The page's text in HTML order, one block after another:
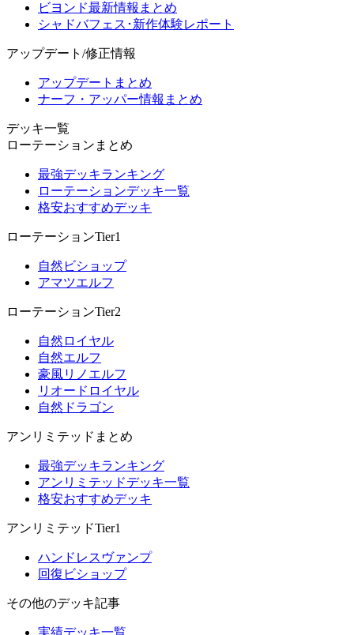
ビヨンド最新情報まとめ
シャドバフェス･新作体験レポート
アップデート/修正情報
アップデートまとめ
ナーフ・アッパー情報まとめ
デッキ一覧
ローテーションまとめ
最強デッキランキング
ローテーションデッキ一覧
格安おすすめデッキ
ローテーションTier1
自然ビショップ
アマツエルフ
ローテーションTier2
自然ロイヤル
自然エルフ
豪風リノエルフ
リオードロイヤル
自然ドラゴン
アンリミテッドまとめ
最強デッキランキング
アンリミテッドデッキ一覧
格安おすすめデッキ
アンリミテッドTier1
ハンドレスヴァンプ
回復ビショップ
その他のデッキ記事
実績デッキ一覧